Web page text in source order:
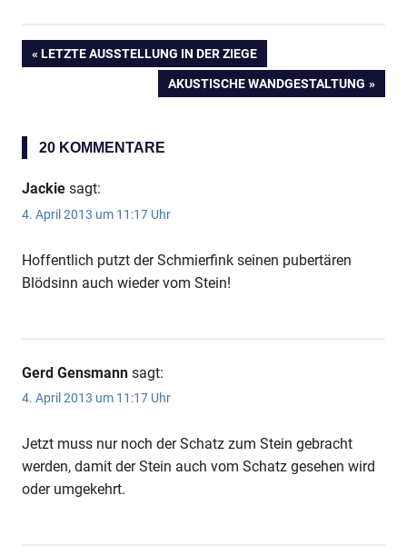
Beitragsnavigation
VORHERIGER
LETZTE AUSSTELLUNG IN DER ZIEGE
NÄCHSTER
AKUSTISCHE WANDGESTALTUNG
20 KOMMENTARE
Jackie sagt:
4. April 2013 um 11:17 Uhr
Hoffentlich putzt der Schmierfink seinen pubertären
Blödsinn auch wieder vom Stein!
Gerd Gensmann sagt:
4. April 2013 um 11:17 Uhr
Jetzt muss nur noch der Schatz zum Stein gebracht
werden, damit der Stein auch vom Schatz gesehen wird
oder umgekehrt.